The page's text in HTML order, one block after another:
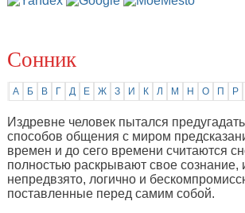
Сонник
А Б В Г Д Е Ж З И К Л М Н О П Р
Издревне человек пытался
способов общения с миром
времен и до сего времени считаются
полностью раскрывают свое сознание,
непредвзято, логично и
поставленные перед самим собой.